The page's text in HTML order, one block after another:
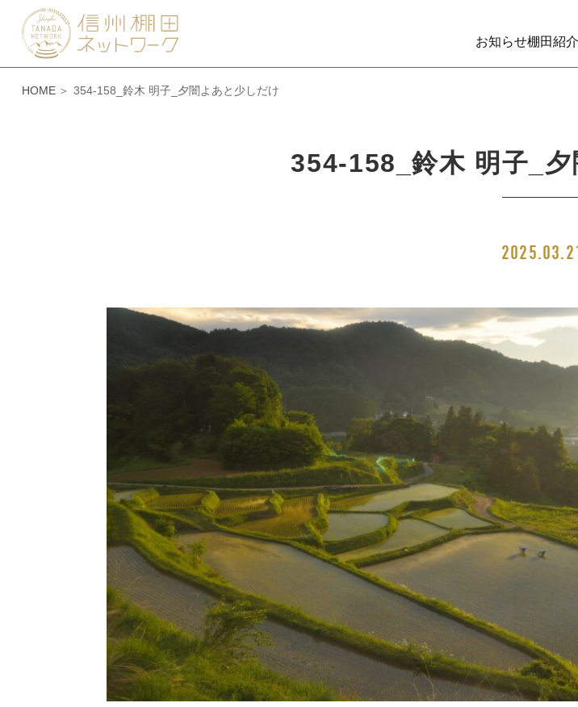
お知らせ棚田紹
HOME 354-158_鈴木 明子_夕闇よあと少しだけ
354-158_鈴木 明子_